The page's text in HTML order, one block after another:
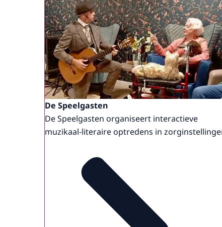
De Speelgasten
De Speelgasten organiseert interactieve
muzikaal-literaire optredens in